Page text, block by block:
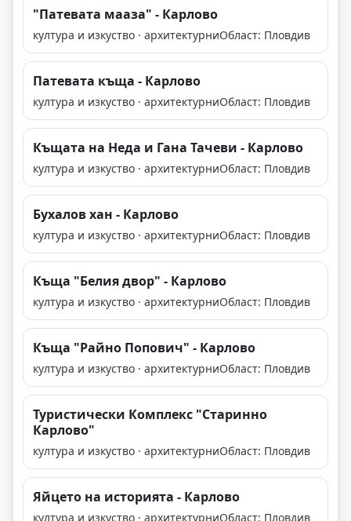
"Патевата мааза" - Карлово
култура и изкуство · архитектурниОбласт: Пловдив
Патевата къща - Карлово
култура и изкуство · архитектурниОбласт: Пловдив
Къщата на Неда и Гана Тачеви - Карлово
култура и изкуство · архитектурниОбласт: Пловдив
Бухалов хан - Карлово
култура и изкуство · архитектурниОбласт: Пловдив
Къща "Белия двор" - Карлово
култура и изкуство · архитектурниОбласт: Пловдив
Къща "Райно Попович" - Карлово
култура и изкуство · архитектурниОбласт: Пловдив
Туристически Комплекс "Старинно
Карлово"
култура и изкуство · архитектурниОбласт: Пловдив
Яйцето на историята - Карлово
култура и изкуство · архитектурниОбласт: Пловдив